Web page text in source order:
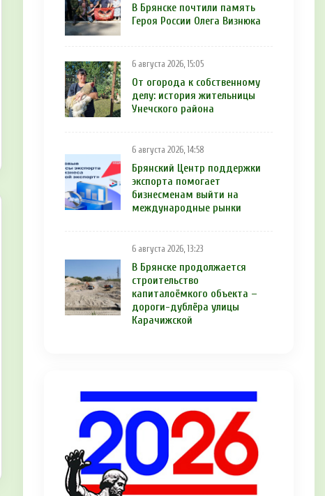
В Брянске почтили память
Героя России Олега Визнюка
6 августа 2026, 15:05
От огорода к собственному
делу: история жительницы
Унечского района
6 августа 2026, 14:58
Брянский Центр поддержки
экспорта помогает
бизнесменам выйти на
международные рынки
6 августа 2026, 13:23
В Брянске продолжается
строительство
капиталоёмкого объекта –
дороги-дублёра улицы
Карачижской